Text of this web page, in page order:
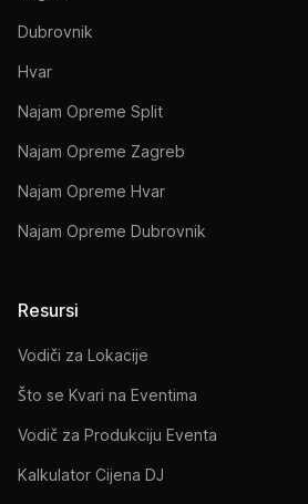
Dubrovnik
Hvar
Najam Opreme Split
Najam Opreme Zagreb
Najam Opreme Hvar
Najam Opreme Dubrovnik
Resursi
Vodiči za Lokacije
Što se Kvari na Eventima
Vodič za Produkciju Eventa
Kalkulator Cijena DJ